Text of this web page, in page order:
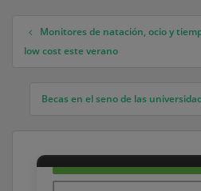
Navegación de
Monitores de natación, ocio y
low cost este verano
Becas en el seno de las